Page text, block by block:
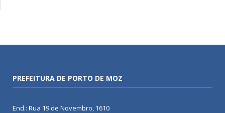
PREFEITURA DE PORTO DE MOZ
End.: Rua 19 de Novembro, 1610